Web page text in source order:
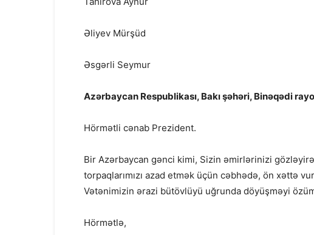
Əliyev Mürşüd
Əsgərli Seymur
Azərbaycan Respublikası, Bakı şəhəri, Binəqədi
Hörmətli cənab Prezident.
Bir Azərbaycan gənci kimi, Sizin əmirlərinizi
torpaqlarımızı azad etmək üçün cəbhədə, ön xəttə
Vətənimizin ərazi bütövlüyü uğrunda döyüşməyi
Hörmətlə,